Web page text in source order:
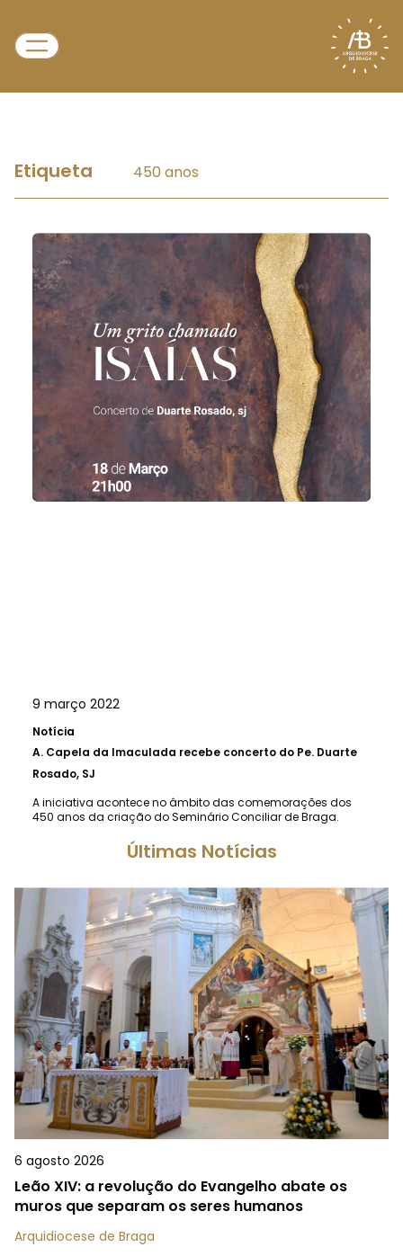
Etiqueta 450 anos
9 março 2022
Notícia
A. Capela da Imaculada recebe concerto do Pe. Duarte
Rosado, SJ
A iniciativa acontece no âmbito das comemorações dos
450 anos da criação do Seminário Conciliar de Braga.
Últimas Notícias
6 agosto 2026
Leão XIV: a revolução do Evangelho abate os
muros que separam os seres humanos
Arquidiocese de Braga